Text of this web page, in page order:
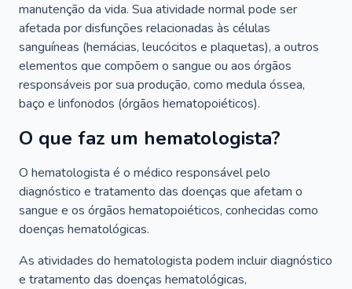
manutenção da vida. Sua atividade normal pode ser
afetada por disfunções relacionadas às células
sanguíneas (hemácias, leucócitos e plaquetas), a outros
elementos que compõem o sangue ou aos órgãos
responsáveis por sua produção, como medula óssea,
baço e linfonodos (órgãos hematopoiéticos).
O que faz um hematologista?
O hematologista é o médico responsável pelo
diagnóstico e tratamento das doenças que afetam o
sangue e os órgãos hematopoiéticos, conhecidas como
doenças hematológicas.
As atividades do hematologista podem incluir diagnóstico
e tratamento das doenças hematológicas,